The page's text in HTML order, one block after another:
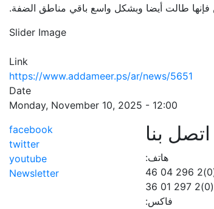
فإنها طالت أيضا وبشكل واسع باقي مناطق الضفة.
Slider Image
Link
https://www.addameer.ps/ar/news/5651
Date
Monday, November 10, 2025 - 12:00
اتصل بنا
هاتف:
فاكس:
facebook
twitter
youtube
Newsletter